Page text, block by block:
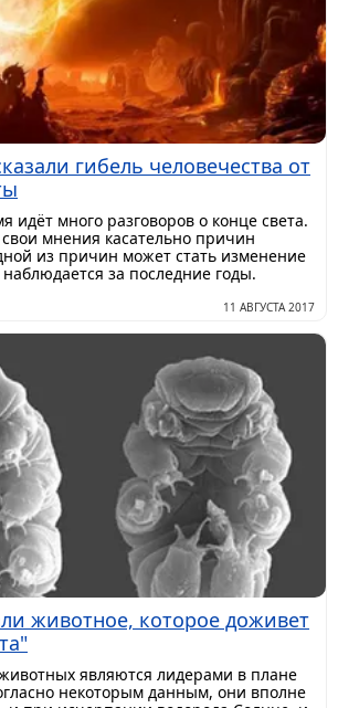
гибель человечества от
идёт много разговоров о конце света.
мнения касательно причин
из причин может стать изменение
за последние годы.
11 АВГУСТА 2017
животное, которое доживет
являются лидерами в плане
некоторым данным, они вполне